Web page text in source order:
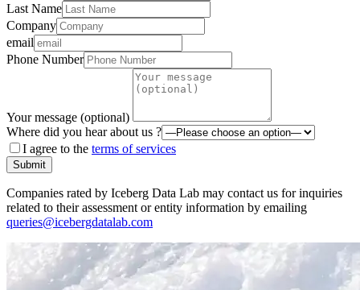
Last Name
Company
email
Phone Number
Your message (optional)
Where did you hear about us ?
I agree to the terms of services
Submit
Companies rated by Iceberg Data Lab may contact us for inquiries
related to their assessment or entity information by emailing
queries@icebergdatalab.com